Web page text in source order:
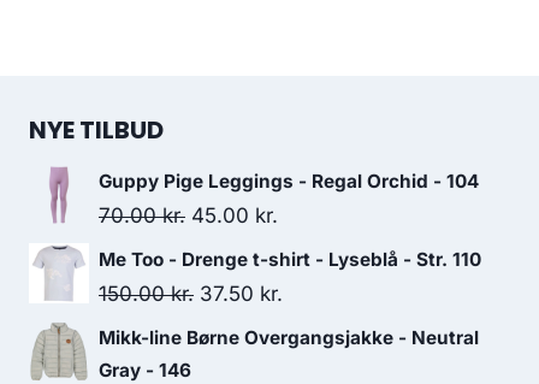
NYE TILBUD
Guppy Pige Leggings - Regal Orchid - 104
70.00kr. Original
price
was:
45.00 kr.
price
is:
Me Too - Drenge t-shirt - Lyseblå - Str. 110
150.00kr. Original
price
37.50 kr.
price
Mikk-line Børne Overgangsjakke - Neutral
Gray - 146